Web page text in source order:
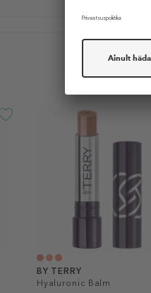
BY TERRY
Hyaluronic Balm